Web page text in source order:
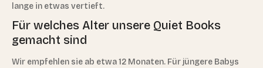
lange in etwas vertieft.
Für welches Alter unsere Quiet Books
gemacht sind
Wir empfehlen sie ab etwa 12 Monaten. Für jüngere Babys